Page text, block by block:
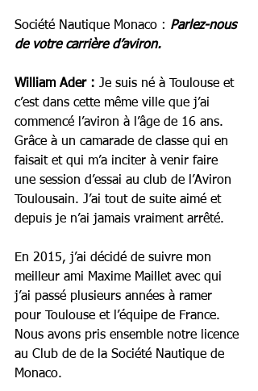
Société Nautique Monaco : Parlez-nous
de votre carrière d’aviron.
William Ader : Je suis né à Toulouse et
c’est dans cette même ville que j’ai
commencé l’aviron à l’âge de 16 ans.
Grâce à un camarade de classe qui en
faisait et qui m’a inciter à venir faire
une session d’essai au club de l’Aviron
Toulousain. J’ai tout de suite aimé et
depuis je n’ai jamais vraiment arrêté.
En 2015, j’ai décidé de suivre mon
meilleur ami Maxime Maillet avec qui
j’ai passé plusieurs années à ramer
pour Toulouse et l’équipe de France.
Nous avons pris ensemble notre licence
au Club de de la Société Nautique de
Monaco.